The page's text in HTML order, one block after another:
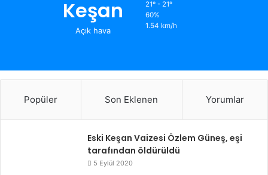
Keşan
Açık hava
21º - 21º
60%
1.54 km/h
Popüler Son Eklenen Yorumlar
Eski Keşan Vaizesi Özlem Güneş, eşi
tarafından öldürüldü
5 Eylül 2020